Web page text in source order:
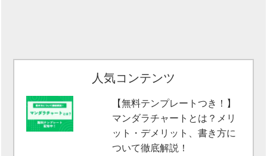
人気コンテンツ
【無料テンプレートつき！】
マンダラチャートとは？メリ
ット・デメリット、書き方に
ついて徹底解説！